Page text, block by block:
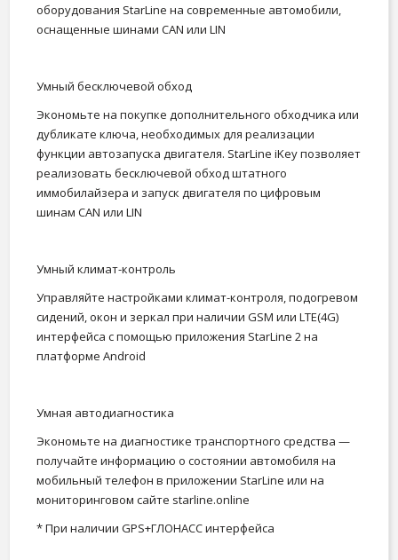
оборудования StarLine на современные автомобили,
оснащенные шинами CAN или LIN
Умный бесключевой обход
Экономьте на покупке дополнительного обходчика или
дубликате ключа, необходимых для реализации
функции автозапуска двигателя. StarLine iKey позволяет
реализовать бесключевой обход штатного
иммобилайзера и запуск двигателя по цифровым
шинам CAN или LIN
Умный климат-контроль
Управляйте настройками климат-контроля, подогревом
сидений, окон и зеркал при наличии GSM или LTE(4G)
интерфейса с помощью приложения StarLine 2 на
платформе Android
Умная автодиагностика
Экономьте на диагностике транспортного средства —
получайте информацию о состоянии автомобиля на
мобильный телефон в приложении StarLine или на
мониторинговом сайте starline.online
* При наличии GPS+ГЛОНАСС интерфейса